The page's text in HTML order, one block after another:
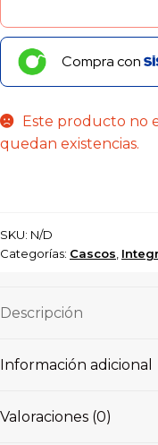
Compra con
Este producto no
quedan existencias.
SKU: N/D
Categorías: Cascos
Descripción
Información adicional
Valoraciones (0)